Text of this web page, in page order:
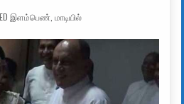
இளம்பெண் மாடியில்